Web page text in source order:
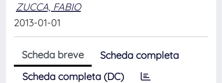
ZUCCA, FABIO
2013-01-01
Scheda breve
Scheda completa
Scheda completa (DC)